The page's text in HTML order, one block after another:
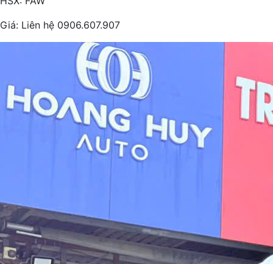
Giá: Liên hệ 0906.607.907